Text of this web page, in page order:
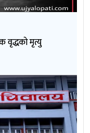
वृद्धको मृत्यु